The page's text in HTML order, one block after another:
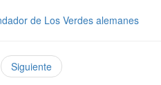
de Los Verdes alemanes
Siguiente